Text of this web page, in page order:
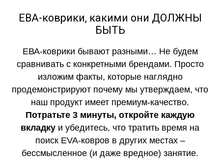
ЕВА-коврики, какими они ДОЛЖНЫ
БЫТЬ
ЕВА-коврики бывают разными… Не будем
сравнивать с конкретными брендами. Просто
изложим факты, которые наглядно
продемонстрируют почему мы утверждаем, что
наш продукт имеет премиум-качество.
Потратьте 3 минуты, откройте каждую
вкладку и убедитесь, что тратить время на
поиск EVA-ковров в других местах –
бессмысленное (и даже вредное) занятие.